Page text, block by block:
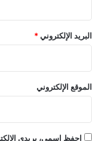
البريد الإلكتروني*
الموقع الإلكتروني
احفظ اسمي، بريدي